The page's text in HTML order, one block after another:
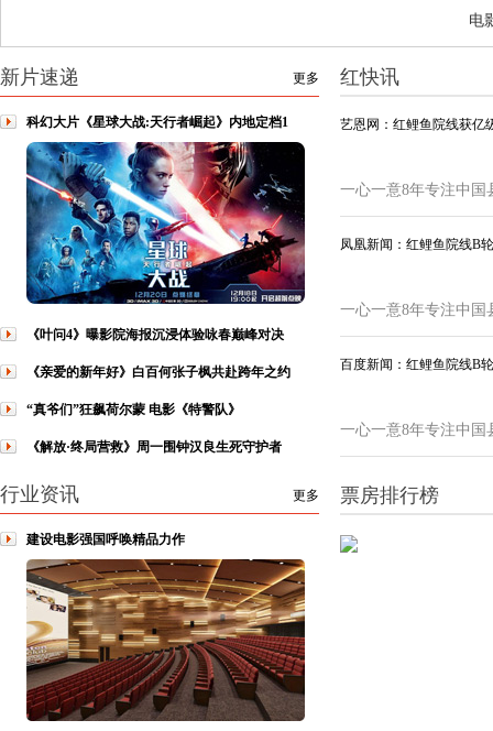
电
更多
新片速递
科幻大片《星球大战:天行者崛起》内地定档1
《叶问4》曝影院海报沉浸体验咏春巅峰对决
《亲爱的新年好》白百何张子枫共赴跨年之约
“真爷们”狂飙荷尔蒙 电影《特警队》
《解放·终局营救》周一围钟汉良生死守护者
更多
行业资讯
建设电影强国呼唤精品力作
红快讯
艺恩网：红鲤鱼院线获亿
一心一意8年专注中国
凤凰新闻：红鲤鱼院线B
一心一意8年专注中国
百度新闻：红鲤鱼院线B
一心一意8年专注中国
票房排行榜